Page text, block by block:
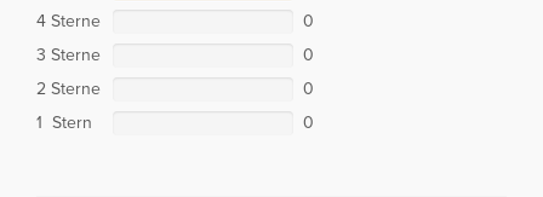
4 Sterne
0
3 Sterne
0
2 Sterne
0
1 Stern
0